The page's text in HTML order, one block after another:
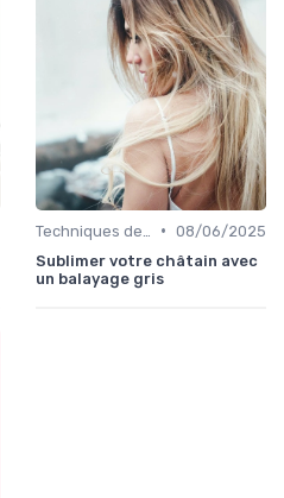
• 08/06/2025
Sublimer votre châtain avec
un balayage gris